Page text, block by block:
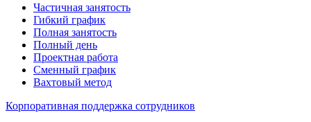
Частичная занятость
Гибкий график
Полная занятость
Полный день
Проектная работа
Сменный график
Вахтовый метод
Корпоративная поддержка сотрудников